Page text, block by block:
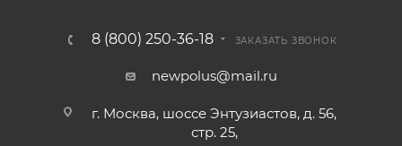
8 (800) 250-36-18 ЗАКАЗАТЬ ЗВОНОК
newpolus@mail.ru
г. Москва, шоссе Энтузиастов, д. 56,
стр. 25,